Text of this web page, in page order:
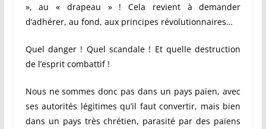
», au « drapeau » ! Cela revient à demander
d’adhérer, au fond, aux principes révolutionnaires…
Quel danger ! Quel scandale ! Et quelle destruction
de l’esprit combattif !
Nous ne sommes donc pas dans un pays païen, avec
ses autorités légitimes qu’il faut convertir, mais bien
dans un pays très chrétien, parasité par des païens